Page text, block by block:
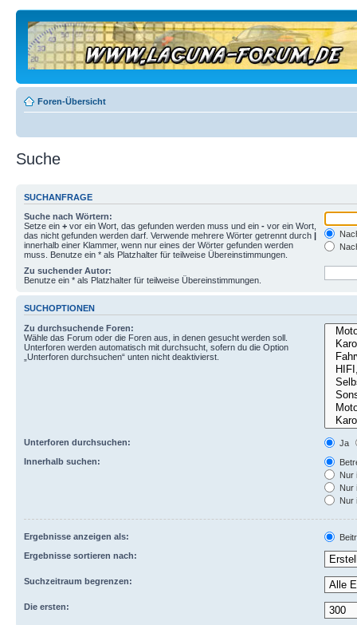
Foren-Übersicht
Suche
SUCHANFRAGE
Suche nach Wörtern:
Setze ein + vor ein Wort, das gefunden werden muss und ein - vor ein Wort,
das nicht gefunden werden darf. Verwende mehrere Wörter getrennt durch |
innerhalb einer Klammer, wenn nur eines der Wörter gefunden werden
muss. Benutze ein * als Platzhalter für teilweise Übereinstimmungen.
Zu suchender Autor:
Benutze ein * als Platzhalter für teilweise Übereinstimmungen.
SUCHOPTIONEN
Zu durchsuchende Foren:
Wähle das Forum oder die Foren aus, in denen gesucht werden soll.
Unterforen werden automatisch mit durchsucht, sofern du die Option
„Unterforen durchsuchen“ unten nicht deaktivierst.
Unterforen durchsuchen:
Ja
Innerhalb suchen:
Nur
Nur
Nur
Ergebnisse anzeigen als:
Ergebnisse sortieren nach:
Suchzeitraum begrenzen:
Die ersten: